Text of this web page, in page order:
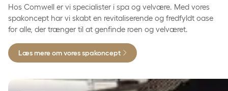
Hos Comwell er vi specialister i spa og velvære. Med vores
spakoncept har vi skabt en revitaliserende og fredfyldt oase
for alle, der trænger til at genfinde roen og velværet.
Læs mere om vores spakoncept
Comwell Borupgaard